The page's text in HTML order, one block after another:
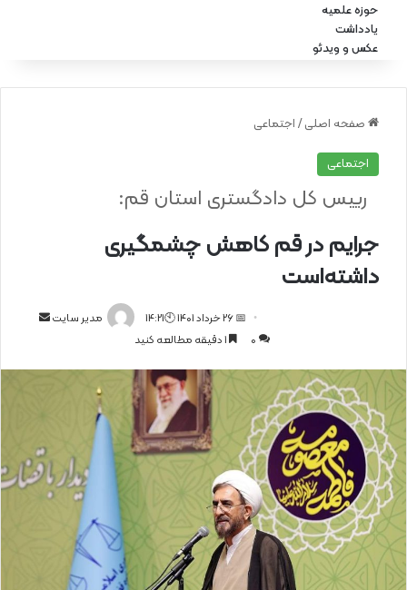
حوزه علمیه
یادداشت
عکس و ویدئو
صفحه اصلی / اجتماعی
اجتماعی
جرایم در قم کاهش چشمگیری
داشته‌است
رییس کل دادگستری استان قم:
مدیر سایت
ی
م
📅 26 خرداد 1401 🕙14:21
0